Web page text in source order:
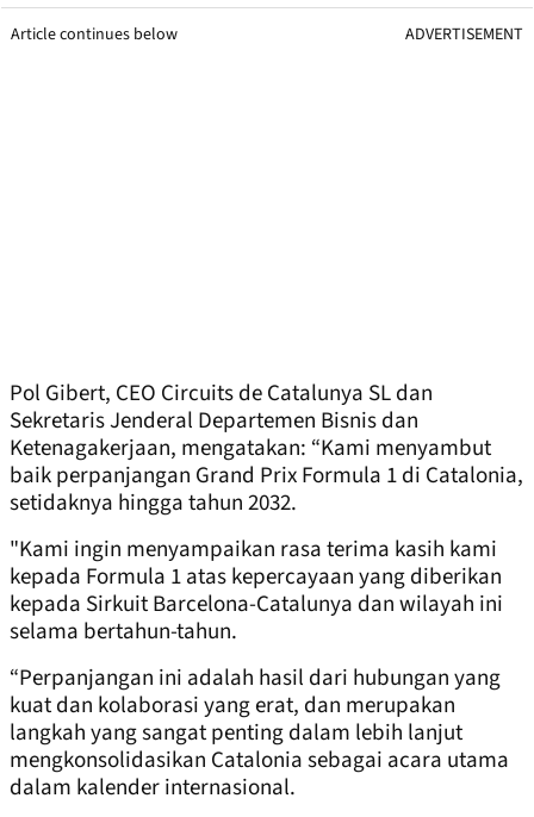
Article continues below ADVERTISEMENT
Pol Gibert, CEO Circuits de Catalunya SL dan
Sekretaris Jenderal Departemen Bisnis dan
Ketenagakerjaan, mengatakan: “Kami menyambut
baik perpanjangan Grand Prix Formula 1 di Catalonia,
setidaknya hingga tahun 2032.
"Kami ingin menyampaikan rasa terima kasih kami
kepada Formula 1 atas kepercayaan yang diberikan
kepada Sirkuit Barcelona-Catalunya dan wilayah ini
selama bertahun-tahun.
“Perpanjangan ini adalah hasil dari hubungan yang
kuat dan kolaborasi yang erat, dan merupakan
langkah yang sangat penting dalam lebih lanjut
mengkonsolidasikan Catalonia sebagai acara utama
dalam kalender internasional.